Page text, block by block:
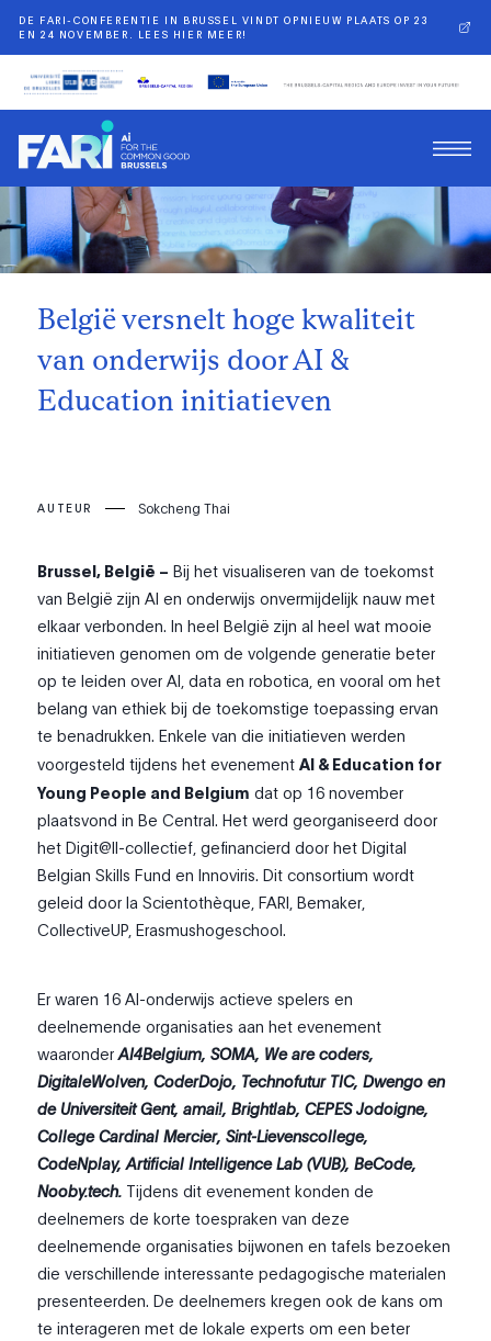
DE FARI-CONFERENTIE IN BRUSSEL VINDT OPNIEUW PLAATS OP 23
EN 24 NOVEMBER. LEES HIER MEER!
Terug
België versnelt hoge kwaliteit
van onderwijs door AI &
Education initiatieven
AUTEUR Sokcheng Thai
Brussel, België – Bij het visualiseren van de toekomst
van België zijn AI en onderwijs onvermijdelijk nauw met
elkaar verbonden. In heel België zijn al heel wat mooie
initiatieven genomen om de volgende generatie beter
op te leiden over AI, data en robotica, en vooral om het
belang van ethiek bij de toekomstige toepassing ervan
te benadrukken. Enkele van die initiatieven werden
voorgesteld tijdens het evenementAI & Education for
Young People and Belgium dat op 16 november
plaatsvond in Be Central. Het werd georganiseerd door
het Digit@ll-collectief, gefinancierd door het Digital
Belgian Skills Fund en Innoviris. Dit consortium wordt
geleid door la Scientothèque, FARI, Bemaker,
CollectiveUP, Erasmushogeschool.
Er waren 16 AI-onderwijs actieve spelers en
deelnemende organisaties aan het evenement
waaronderAI4Belgium, SOMA, We are coders,
DigitaleWolven, CoderDojo, Technofutur TIC, Dwengo en
de Universiteit Gent, amai!, Brightlab, CEPES Jodoigne,
College Cardinal Mercier, Sint-Lievenscollege,
CodeNplay, Artificial Intelligence Lab (VUB), BeCode,
Nooby.tech. Tijdens dit evenement konden de
deelnemers de korte toespraken van deze
deelnemende organisaties bijwonen en tafels bezoeken
die verschillende interessante pedagogische materialen
presenteerden. De deelnemers kregen ook de kans om
te interageren met de lokale experts om een beter